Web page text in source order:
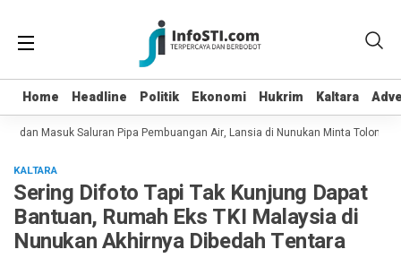
Home Headline Politik Ekonomi Hukrim Kaltara
Home Headline Politik Ekonomi Hukrim Kaltara
dan Masuk Saluran Pipa Pembuangan Air, Lansia di Nunukan Minta Tolong
KALTARA
Sering Difoto Tapi Tak Kunjung Dapat
Bantuan, Rumah Eks TKI Malaysia di
Nunukan Akhirnya Dibedah Tentara